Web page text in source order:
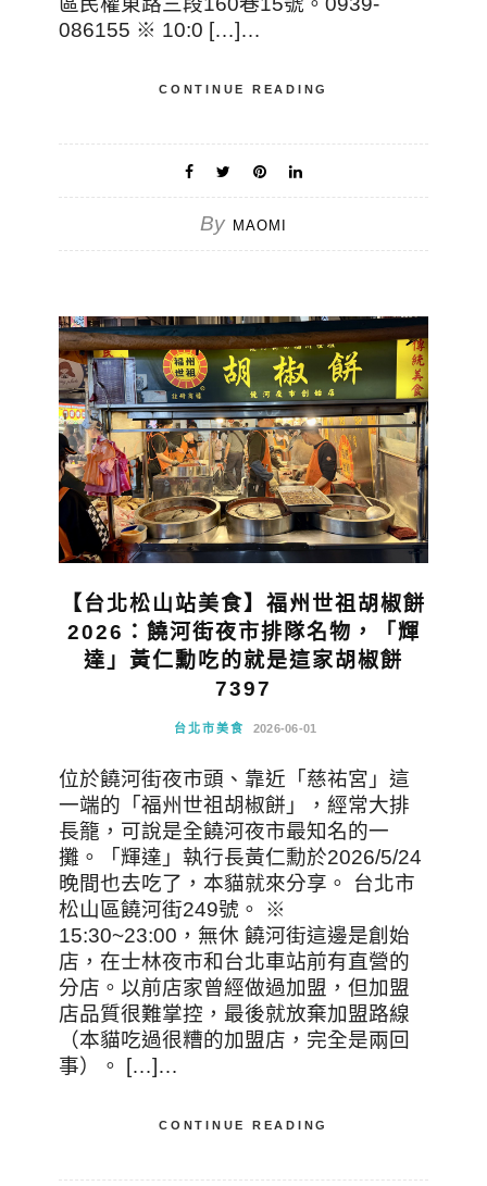
086155 ※ 10:0 […]…
CONTINUE READING
By MAOMI
【台北松山站美食】福州世祖胡椒餅
2026：饒河街夜市排隊名物，「輝
達」黃仁勳吃的就是這家胡椒餅
7397
台北市美食 2026-06-01
位於饒河街夜市頭、靠近「慈祐宮」這
一端的「福州世祖胡椒餅」，經常大排
長籠，可說是全饒河夜市最知名的一
攤。「輝達」執行長黃仁勳於2026/5/24
晚間也去吃了，本貓就來分享。 台北市
松山區饒河街249號。 ※
15:30~23:00，無休 饒河街這邊是創始
店，在士林夜市和台北車站前有直營的
分店。以前店家曾經做過加盟，但加盟
店品質很難掌控，最後就放棄加盟路線
（本貓吃過很糟的加盟店，完全是兩回
事）。 […]…
CONTINUE READING